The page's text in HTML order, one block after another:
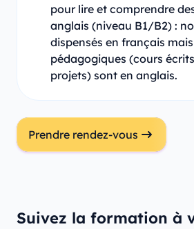
pour lire et comprendre
anglais (niveau B1/B2) :
dispensés en français
pédagogiques (cours
projets) sont en anglais.
Prendre rendez-vous
Suivez la formation à